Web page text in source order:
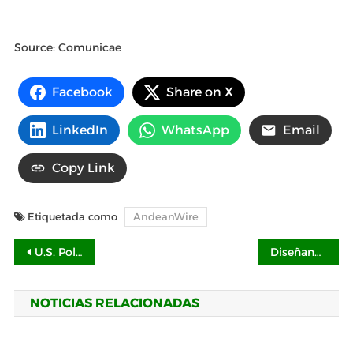
Source: Comunicae
Facebook Share on X
LinkedIn WhatsApp Email
Copy Link
Etiquetada como AndeanWire
Navegación
de
entradas
U.S. Polo Assn. celebra 135 años en Pitti Uomo 108 con la colección Primavera-Verano 2026 Diseñando hogares extraordinarios: una residencia excepcional y una gran inversión
NOTICIAS RELACIONADAS